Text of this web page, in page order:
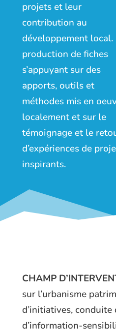
projets et leur
contribution au
développement local.
production de fiches
s’appuyant sur des
apports, outils et
méthodes mis en
localement et sur le
témoignage et le
d’expériences de
inspirants.
CHAMP
sur l’urbanisme
d’initiatives,
d’information-